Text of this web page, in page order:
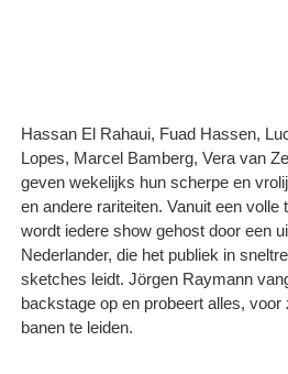
Hassan El Rahaui, Fuad Hassen,
Lopes, Marcel Bamberg, Vera van
geven wekelijks hun scherpe en
en andere rariteiten. Vanuit een volle
wordt iedere show gehost door een
Nederlander, die het publiek in
sketches leidt. Jörgen Raymann
backstage op en probeert alles,
banen te leiden.